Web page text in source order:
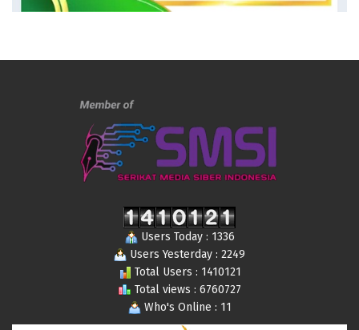
Users Today : 1336
Users Yesterday : 2249
Total Users : 1410121
Total views : 6760727
Who's Online : 11